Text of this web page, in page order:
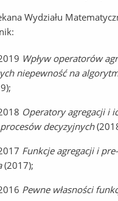
Wydziału
Wpływ operatorów
niepewność na
Operatory agregacji i
decyzyjnych
Funkcje agregacji i
(2017);
Pewne własności